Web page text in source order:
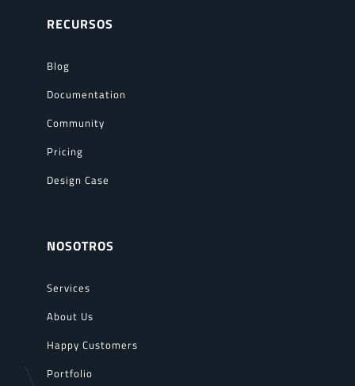
RECURSOS
Blog
Documentation
Community
Pricing
Design Case
NOSOTROS
Services
About Us
Happy Customers
Portfolio